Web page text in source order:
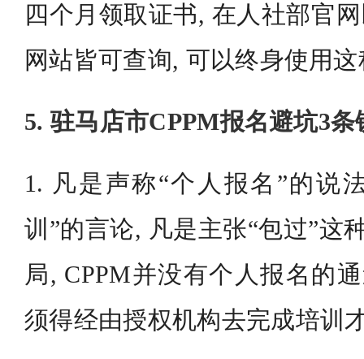
四个月领取证书, 在人社部官
网站皆可查询, 可以终身使用
5. 驻马店市CPPM报名避坑3条
1. 凡是声称“个人报名”的说
训”的言论, 凡是主张“包过”这
局, CPPM并没有个人报名的
须得经由授权机构去完成培训